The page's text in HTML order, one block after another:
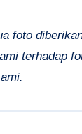
foto
terhadap